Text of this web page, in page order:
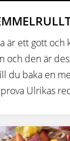
är ett gott och
och den är
du baka en
prova Ulrikas